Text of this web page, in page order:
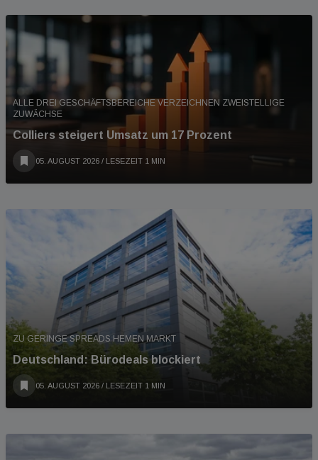
ALLE DREI GESCHÄFTSBEREICHE VERZEICHNEN ZWEISTELLIGE
ZUWÄCHSE
Colliers steigert Umsatz um 17 Prozent
05. AUGUST 2026 / LESEZEIT 1 MIN
ZU GERINGE SPREADS HEMEN MARKT
Deutschland: Bürodeals blockiert
05. AUGUST 2026 / LESEZEIT 1 MIN